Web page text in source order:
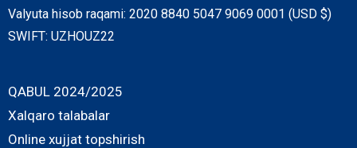
Valyuta hisob raqami: 2020 8840 5047 9069 0001 (USD $)
SWIFT: UZHOUZ22
QABUL 2024/2025
Xalqaro talabalar
Online xujjat topshirish